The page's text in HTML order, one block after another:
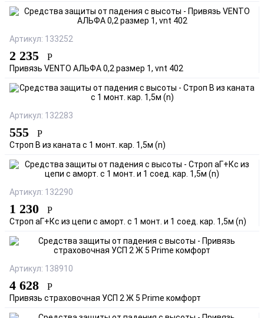
Артикул: 133252
2 235 Р
Привязь VENTO АЛЬФА 0,2 размер 1, vnt 402
Артикул: 132283
555 Р
Строп В из каната с 1 монт. кар. 1,5м (n)
Артикул: 132290
1 230 Р
Строп аГ+Кс из цепи с аморт. с 1 монт. и 1 соед. кар. 1,5м (n)
Артикул: 138910
4 628 Р
Привязь страховочная УСП 2 Ж 5 Prime комфорт